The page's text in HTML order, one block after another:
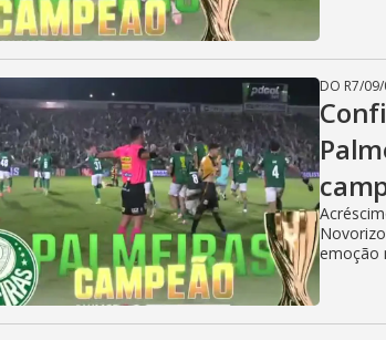
DO R7/
emoção